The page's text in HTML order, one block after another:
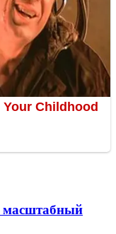
масштабный